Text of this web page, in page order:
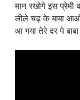
मान रखोगे इस
लीले चढ़ के बाबा
आ गया तेरे दर पे